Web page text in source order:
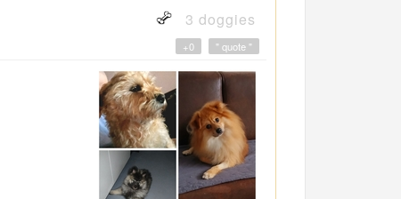
3 doggies
" quote "
+0